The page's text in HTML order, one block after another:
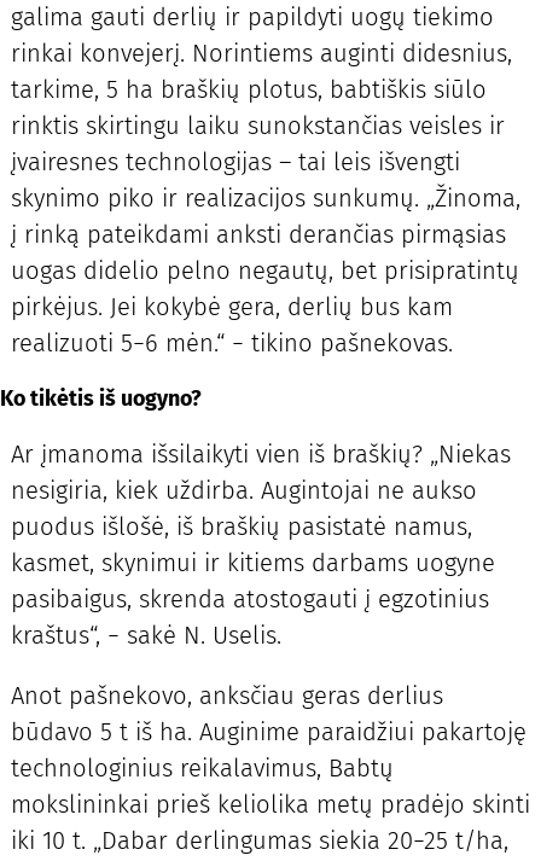
galima gauti derlių ir papildyti uogų tiekimo
rinkai konvejerį. Norintiems auginti didesnius,
tarkime, 5 ha braškių plotus, babtiškis siūlo
rinktis skirtingu laiku sunokstančias veisles ir
įvairesnes technologijas – tai leis išvengti
skynimo piko ir realizacijos sunkumų. „Žinoma,
į rinką pateikdami anksti derančias pirmąsias
uogas didelio pelno negautų, bet prisipratintų
pirkėjus. Jei kokybė gera, derlių bus kam
realizuoti 5−6 mėn.“ − tikino pašnekovas.
Ko tikėtis iš uogyno?
Ar įmanoma išsilaikyti vien iš braškių? „Niekas
nesigiria, kiek uždirba. Augintojai ne aukso
puodus išlošė, iš braškių pasistatė namus,
kasmet, skynimui ir kitiems darbams uogyne
pasibaigus, skrenda atostogauti į egzotinius
kraštus“, − sakė N. Uselis.
Anot pašnekovo, anksčiau geras derlius
būdavo 5 t iš ha. Auginime paraidžiui pakartoję
technologinius reikalavimus, Babtų
mokslininkai prieš keliolika metų pradėjo skinti
iki 10 t. „Dabar derlingumas siekia 20−25 t/ha,